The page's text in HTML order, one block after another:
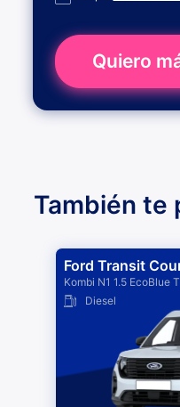
Quiero
También te
Ford Transit
Kombi N1 1.5 EcoBlue
Diesel